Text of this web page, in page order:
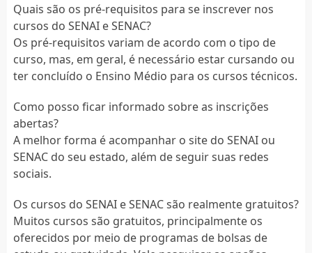
Quais são os pré-requisitos para se inscrever nos
cursos do SENAI e SENAC?
Os pré-requisitos variam de acordo com o tipo de
curso, mas, em geral, é necessário estar cursando ou
ter concluído o Ensino Médio para os cursos técnicos.
Como posso ficar informado sobre as inscrições
abertas?
A melhor forma é acompanhar o site do SENAI ou
SENAC do seu estado, além de seguir suas redes
sociais.
Os cursos do SENAI e SENAC são realmente gratuitos?
Muitos cursos são gratuitos, principalmente os
oferecidos por meio de programas de bolsas de